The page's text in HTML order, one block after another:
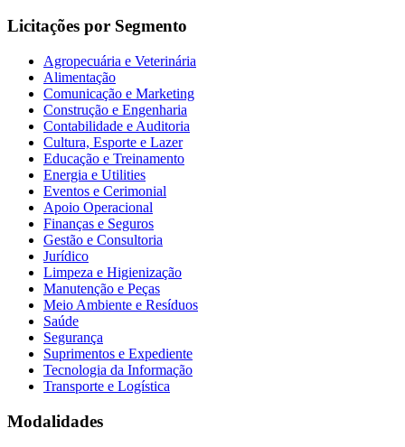
Licitações por Segmento
Agropecuária e Veterinária
Alimentação
Comunicação e Marketing
Construção e Engenharia
Contabilidade e Auditoria
Cultura, Esporte e Lazer
Educação e Treinamento
Energia e Utilities
Eventos e Cerimonial
Apoio Operacional
Finanças e Seguros
Gestão e Consultoria
Jurídico
Limpeza e Higienização
Manutenção e Peças
Meio Ambiente e Resíduos
Saúde
Segurança
Suprimentos e Expediente
Tecnologia da Informação
Transporte e Logística
Modalidades